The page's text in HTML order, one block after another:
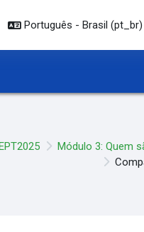
entrada de pesquisa
Português - Brasil ‎(pt_br)‎
Módulo 3: Quem